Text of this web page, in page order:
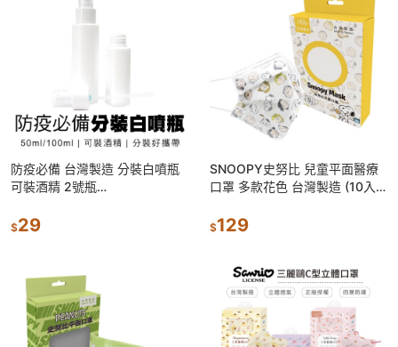
防疫必備 台灣製造 分裝白噴瓶
可裝酒精 2號瓶
貨]BOX048
$29
SNOOPY史努比 兒童平面醫療
口罩 多款花色 台灣製造 (10入/
$129